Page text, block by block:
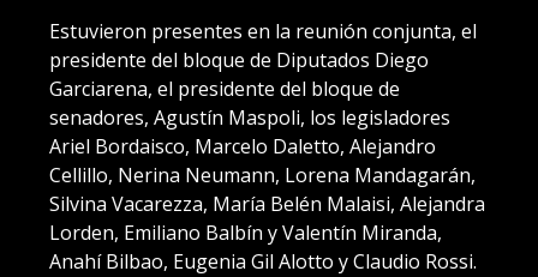
Estuvieron presentes en la reunión conjunta, el
presidente del bloque de Diputados Diego
Garciarena, el presidente del bloque de
senadores, Agustín Maspoli, los legisladores
Ariel Bordaisco, Marcelo Daletto, Alejandro
Cellillo, Nerina Neumann, Lorena Mandagarán,
Silvina Vacarezza, María Belén Malaisi, Alejandra
Lorden, Emiliano Balbín y Valentín Miranda,
Anahí Bilbao, Eugenia Gil Alotto y Claudio Rossi.